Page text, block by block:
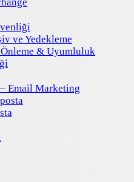
ve Yedekleme
& Uyumluluk
Email Marketing